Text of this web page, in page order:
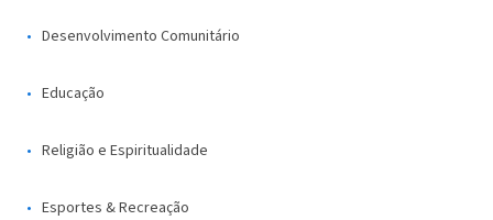
Desenvolvimento Comunitário
Educação
Religião e Espiritualidade
Esportes & Recreação